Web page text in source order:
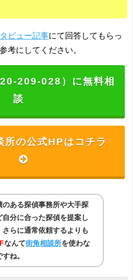
ビュー記事にて回答してもらっ
考にしてください。
209-028）に無料相
談
所の公式HPはコチラ
のある探偵事務所や大手探
自分に合った探偵を提案し
さらに通常依頼するよりも
なんて街角相談所を使わな
ね。